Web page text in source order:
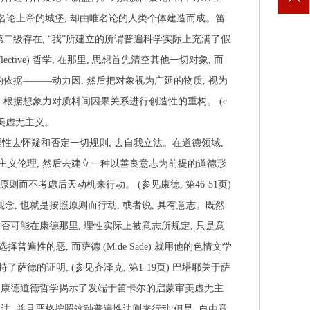
论上帝的城堡, 却由唯名论的人类个体建造而成。笛
二级存在, “我”所建立的所谓普遍科学实际上充满了假
哲学, 在那里 , 思想首先清空其他一切对象, 而
依据———动力因 , 然后把对象视为广延的物质, 视为
根据想象力对质料间因果关系进行创造性的重构。
(c
无主义。
去怀疑和否定一切规则 , 去自我立法。在道德领域,
义伦理, 然后去建立一种以善良意志为前提的道德形
则而不考虑后天动机来行动。
(参见康德, 第46-51页)
念, 也就是按照原则而行动, 或者说, 具有意志。既然
可能在康德那里 , 理性实际上被意志所规定, 只是意
择普遍性的恶, 而萨德 (M.de Sade) 就用他的色情文学
了萨德的证明 , (参见齐泽克, 第1-19页) 巴塔耶关于萨
康德道德哲学揭示了发端于笛卡尔的启蒙审美虚无主